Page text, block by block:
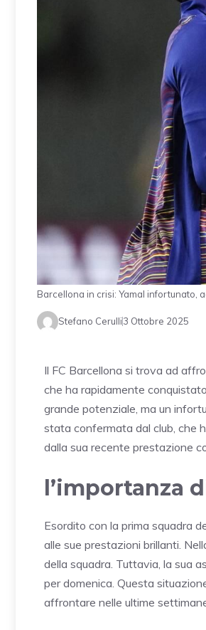
Barcellona in crisi: Yamal infortunato,
Stefano Cerulli3 Ottobre 2025
Il FC Barcellona si trova ad
che ha rapidamente
grande potenziale, ma un
stata confermata dal club, che
dalla sua recente prestazione
l’importanza
Esordito con la prima squadra
alle sue prestazioni brillanti.
della squadra. Tuttavia, la sua
per domenica. Questa
affrontare nelle ultime